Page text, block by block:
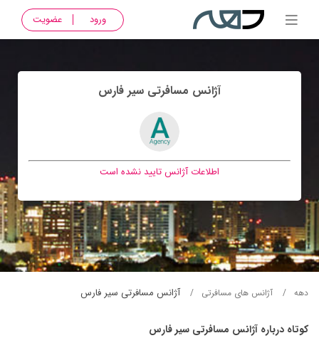
ورود عضویت
آژانس مسافرتی سير فارس
اطلاعات آژانس تایید نشده است
دهه آژانس های مسافرتی آژانس مسافرتی سير فارس
کوتاه درباره آژانس مسافرتی سير فارس